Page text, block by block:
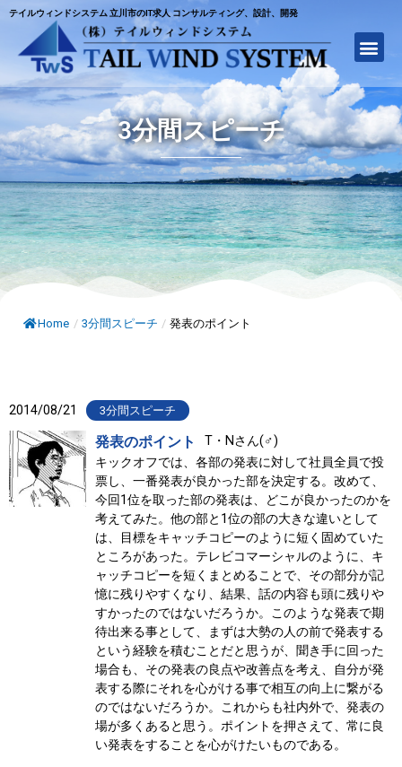
テイルウィンドシステム 立川市のIT求人 コンサルティング、設計、開発
3分間スピーチ
Home / 3分間スピーチ / 発表のポイント
2014/08/21 3分間スピーチ
発表のポイント
T・Nさん(♂)
キックオフでは、各部の発表に対して社員全員で投
票し、一番発表が良かった部を決定する。改めて、
今回1位を取った部の発表は、どこが良かったのかを
考えてみた。他の部と1位の部の大きな違いとして
は、目標をキャッチコピーのように短く固めていた
ところがあった。テレビコマーシャルのように、キ
ャッチコピーを短くまとめることで、その部分が記
憶に残りやすくなり、結果、話の内容も頭に残りや
すかったのではないだろうか。このような発表で期
待出来る事として、まずは大勢の人の前で発表する
という経験を積むことだと思うが、聞き手に回った
場合も、その発表の良点や改善点を考え、自分が発
表する際にそれを心がける事で相互の向上に繋がる
のではないだろうか。これからも社内外で、発表の
場が多くあると思う。ポイントを押さえて、常に良
い発表をすることを心がけたいものである。